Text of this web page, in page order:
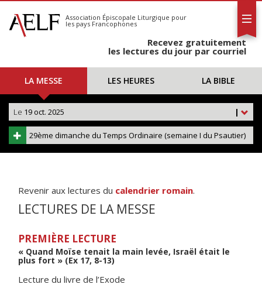
S'abonner
Calendrier
Association Épiscopale Liturgique pour
les pays Francophones
Recevez gratuitement
les lectures du jour par courriel
LA MESSE LES HEURES LA BIBLE
|
Le 19 oct. 2025
29ème dimanche du Temps Ordinaire (semaine I du Psautier)
Revenir aux lectures du calendrier romain.
LECTURES DE LA MESSE
PREMIÈRE LECTURE
« Quand Moïse tenait la main levée, Israël était le
plus fort » (Ex 17, 8-13)
Lecture du livre de l’Exode